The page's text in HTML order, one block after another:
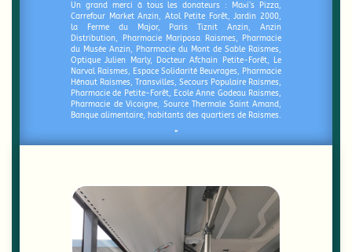
Un grand merci à tous les donateurs : Maxi’s Pizza,
Carrefour Market Anzin, Atol Petite Forêt, Jardin 2000,
la Ferme du Major, Paris Tiznit Anzin, Anzin
Distribution, Pharmacie Mariposa Raismes, Pharmacie
du Musée Anzin, Pharmacie du Mont de Sable Raismes,
Optique Julien Marly, Docteur Afchain Petite-Forêt, Le
Narval Raismes, Espace Solidarité Beuvrages, Pharmacie
Hénaut Raismes, Transvilles, Secours Populaire Raismes,
Pharmacie de Petite-Forêt, Ecole Anne Godeau Raismes,
Pharmacie de Vicoigne, Source Thermale Saint Amand,
Banque alimentaire, habitants des quartiers de Raismes.
”